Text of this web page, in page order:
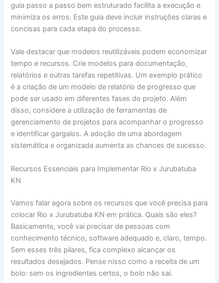
guia passo a passo bem estruturado facilita a execução e
minimiza os erros. Este guia deve incluir instruções claras e
concisas para cada etapa do processo.
Vale destacar que modelos reutilizáveis podem economizar
tempo e recursos. Crie modelos para documentação,
relatórios e outras tarefas repetitivas. Um exemplo prático
é a criação de um modelo de relatório de progresso que
pode ser usado em diferentes fases do projeto. Além
disso, considere a utilização de ferramentas de
gerenciamento de projetos para acompanhar o progresso
e identificar gargalos. A adoção de uma abordagem
sistemática e organizada aumenta as chances de sucesso.
Recursos Essenciais para Implementar Rio x Jurubatuba
KN
Vamos falar agora sobre os recursos que você precisa para
colocar Rio x Jurubatuba KN em prática. Quais são eles?
Basicamente, você vai precisar de pessoas com
conhecimento técnico, software adequado e, claro, tempo.
Sem esses três pilares, fica complexo alcançar os
resultados desejados. Pense nisso como a receita de um
bolo: sem os ingredientes certos, o bolo não sai.